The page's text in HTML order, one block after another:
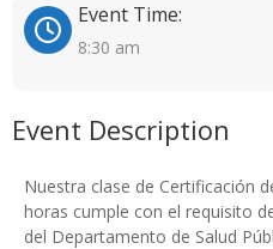
Event Time:
8:30 am
Event Description
Nuestra clase de Certificación
horas cumple con el requisito
del Departamento de Salud